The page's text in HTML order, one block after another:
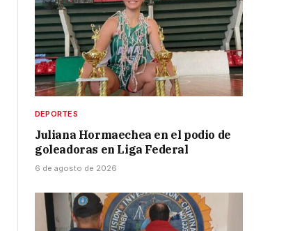
DEPORTES
Juliana Hormaechea en el podio de
goleadoras en Liga Federal
6 de agosto de 2026